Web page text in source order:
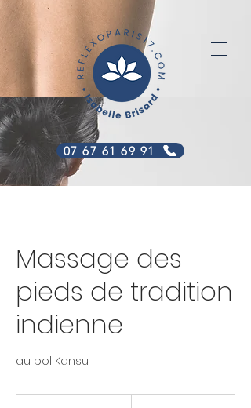
07 67 61 69 91
Massage des
pieds de tradition
indienne
au bol Kansu